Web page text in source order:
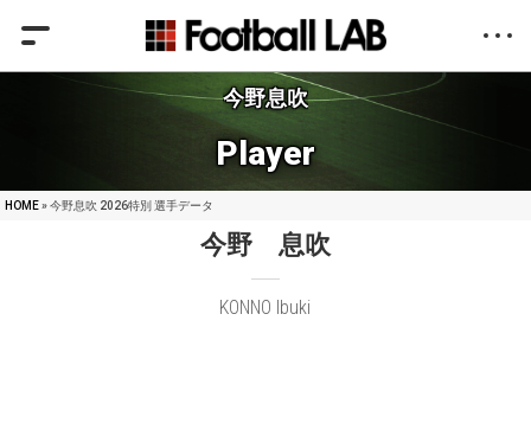
今野息吹
Player
HOME» 今野息吹 2026特別 選手データ
今野 息吹
KONNO Ibuki